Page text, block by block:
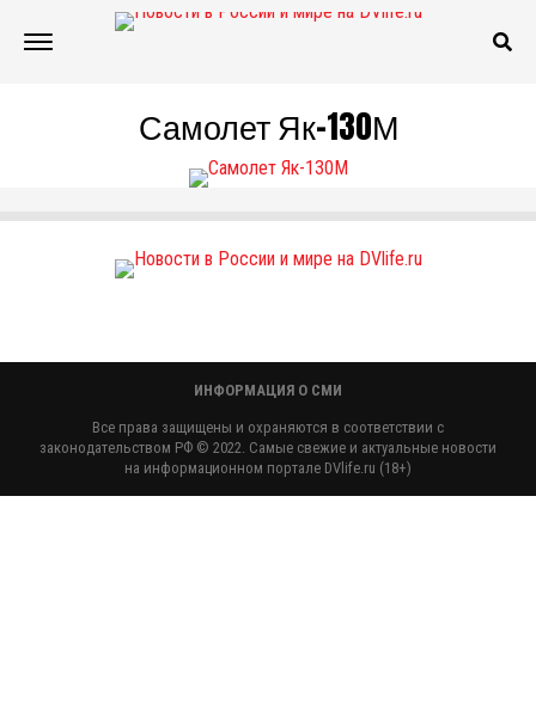
Самолет Як-130М
ИНФОРМАЦИЯ О СМИ
Все права защищены и охраняются в соответствии с
законодательством РФ © 2022. Самые свежие и актуальные новости
на информационном портале DVlife.ru (18+)